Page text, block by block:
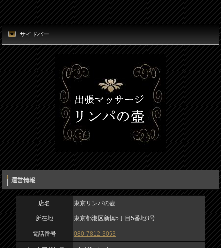
時刻（必須）
お名前（必須）
メールアドレス（必須）
電話番号（必須）
メッセージ
入力内容を確認しました
店名
東京リンパの壺
所在地
東京都港区新橋5丁目5番地3号
電話番号
080-7812-3053
メールアドレス
info@thubo.biz
URL
https://thubo.biz/
運営者名
宮田正晴
営業時間
20：00～04：00
サイドバー
運営情報
店名 東京リンパの壺
所在地 東京都港区新橋5丁目5番地3号
電話番号 080-7812-3053